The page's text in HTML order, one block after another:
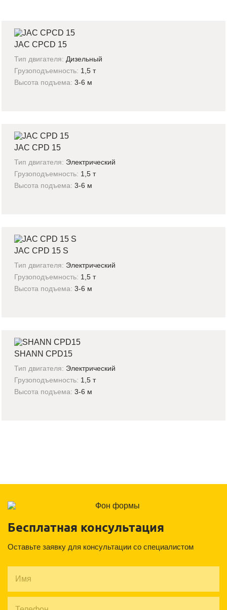
JAC CPCD 15
Тип двигателя: Дизельный
Грузоподъемность: 1,5 т
Высота подъема: 3-6 м
JAC CPD 15
Тип двигателя: Электрический
Грузоподъемность: 1,5 т
Высота подъема: 3-6 м
JAC CPD 15 S
Тип двигателя: Электрический
Грузоподъемность: 1,5 т
Высота подъема: 3-6 м
SHANN CPD15
Тип двигателя: Электрический
Грузоподъемность: 1,5 т
Высота подъема: 3-6 м
Бесплатная консультация
Оставьте заявку для консультации со специалистом